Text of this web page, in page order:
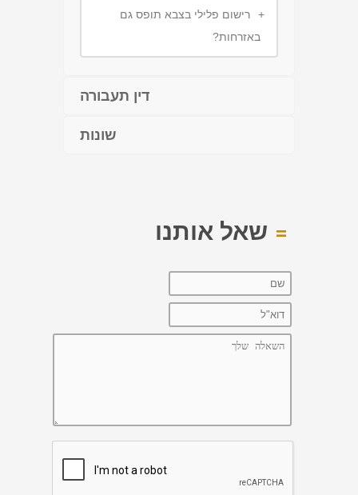
+
רישום פלילי בצבא תופס גם
באזרחות?
דין תעבורה
שונות
שאל אותנו